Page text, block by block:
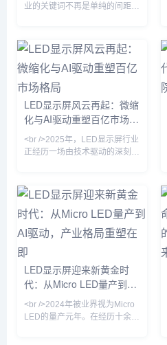
业的关键词不再是单纯的间距竞
正经历一场由“超高清显示技术”
与“AI内容生成”共同驱动的价值
重构。多家头部厂商发布的
Micro LED和COB（板上芯片）
新品，将点间距推入P0.3时代，
而更值得关注的是，显示终端不
再是冷冰冰的硬件——它开始具
与色彩的能力。在深圳举行的国
际LED
LED显示屏风云再起：微缩
化与AI驱动重塑百亿市场格
局
<br />2025年，LED显示屏行业
正经历一场由技术驱动的深刻变
片尺寸已突破30微米大关，量
产良率提升至99.9%，这使得超
高清、大尺寸显示屏的成本较三
年前下降近六成。与此同时，
COB（板上芯片）封装技术凭
借其高防护性、高对比度和无缝
拼接优势，在P1.0以下间距市场
占据主导地位，市场份额首次超
过50%。业内巨头如利亚德、洲
明科技纷纷加
LED显示屏迎来新黄金时
代：从Micro LED量产到AI
驱动，产业格局重塑在即
<br />2024年被业界视为Micro
LED的量产元年。在经历十余年